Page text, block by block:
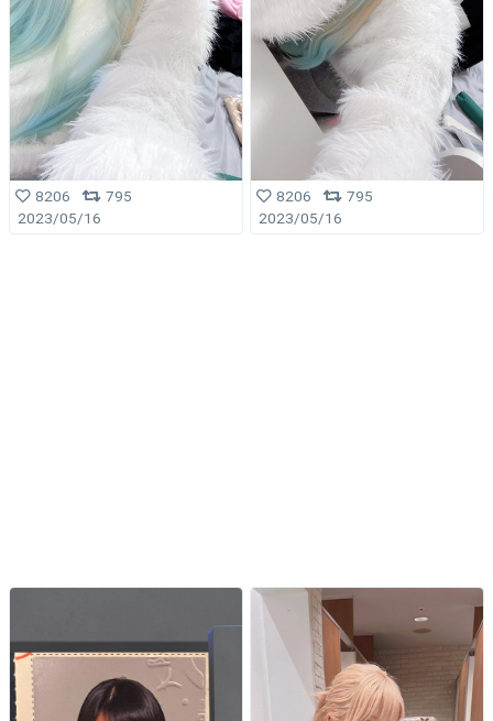
8206
795
2023/05/16
8206
795
2023/05/16